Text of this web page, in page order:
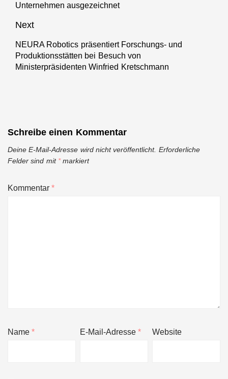
post:
Unternehmen ausgezeichnet
Next
Next
post:
NEURA Robotics präsentiert Forschungs- und
Produktionsstätten bei Besuch von
Ministerpräsidenten Winfried Kretschmann
Schreibe einen Kommentar
Deine E-Mail-Adresse wird nicht veröffentlicht. Erforderliche
Felder sind mit *markiert
Kommentar*
Name* E-Mail-Adresse* Website